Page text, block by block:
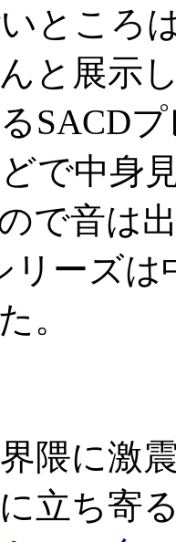
ところ
と展示
SACD
で中身
ので音
リーズ
。
隈に激
立ち寄